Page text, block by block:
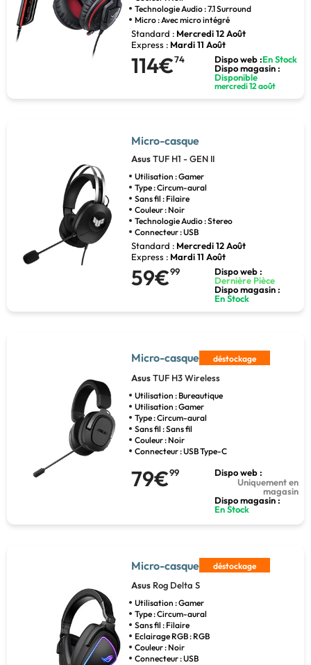
Technologie Audio : 7.1 Surround
Micro : Avec micro intégré
Standard : Mercredi 12 Août
Express : Mardi 11 Août
114€74 Dispo web :En Stock
Dispo magasin :
Disponible
mercredi 12 août
Micro-casque
AsusTUF H1 - GEN II
Utilisation : Gamer
Type : Circum-aural
Sans fil : Filaire
Couleur : Noir
Technologie Audio : Stereo
Connecteur : USB
Standard : Mercredi 12 Août
Express : Mardi 11 Août
59€99
Dispo web :
Dernière Pièce
Dispo magasin :
En Stock
Micro-casque déstockage
AsusTUF H3 Wireless
Utilisation : Bureautique
Utilisation : Gamer
Type : Circum-aural
Sans fil : Sans fil
Couleur : Noir
Connecteur : USB Type-C
79€99
Dispo web :
Uniquement en
magasin
Dispo magasin :
En Stock
Micro-casque déstockage
Asus Rog Delta S
Utilisation : Gamer
Type : Circum-aural
Sans fil : Filaire
Eclairage RGB : RGB
Couleur : Noir
Connecteur : USB